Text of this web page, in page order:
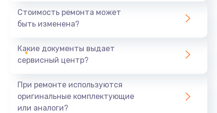
490 руб.
Чистка дренажа
Ремонт заварного блока
Стоимость ремонта может
быть изменена?
Какие документы выдает
сервисный центр?
При ремонте используются
оригинальные комплектующие
или аналоги?